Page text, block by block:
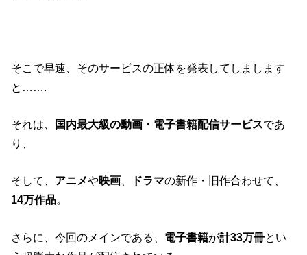
そこで早速、そのサービスの正体を発表してしまします
と…….
それは、 国内最大級の動画・電子書籍配信サービスであ
り、
そして、 アニメや映画 ドラマの新作・旧作合わせて、
14万作品。
さらに、今回のメインである、 電子書籍が計33万冊とい